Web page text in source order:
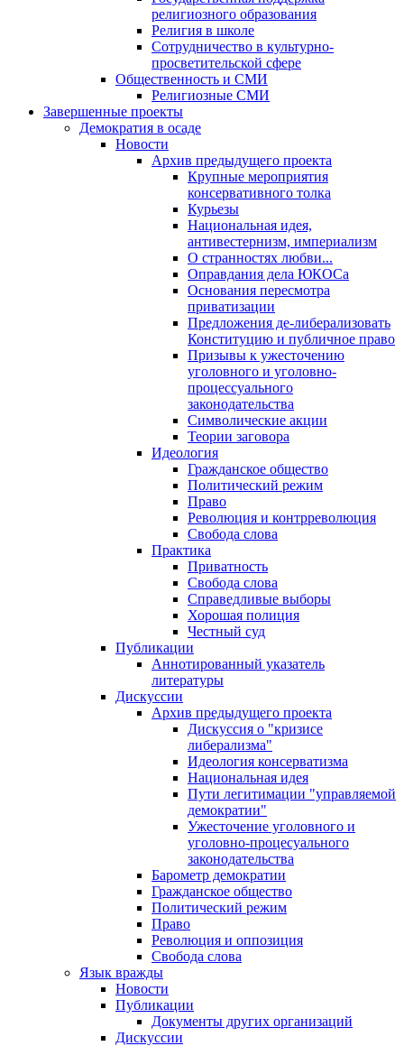
религиозного образования
Религия в школе
Сотрудничество в культурно-
просветительской сфере
Общественность и СМИ
Религиозные СМИ
Завершенные проекты
Демократия в осаде
Новости
Архив предыдущего проекта
Крупные мероприятия
консервативного толка
Курьезы
Национальная идея,
антивестернизм, империализм
О странностях любви...
Оправдания дела ЮКОСа
Основания пересмотра
приватизации
Предложения де-либерализовать
Конституцию и публичное право
Призывы к ужесточению
уголовного и уголовно-
процессуального
законодательства
Символические акции
Теории заговора
Идеология
Гражданское общество
Политический режим
Право
Революция и контрреволюция
Свобода слова
Практика
Приватность
Свобода слова
Справедливые выборы
Хорошая полиция
Честный суд
Публикации
Аннотированный указатель
литературы
Дискуссии
Архив предыдущего проекта
Дискуссия о "кризисе
либерализма"
Идеология консерватизма
Национальная идея
Пути легитимации "управляемой
демократии"
Ужесточение уголовного и
уголовно-процесуального
законодательства
Барометр демократии
Гражданское общество
Политический режим
Право
Революция и оппозиция
Свобода слова
Язык вражды
Новости
Публикации
Документы других организаций
Дискуссии